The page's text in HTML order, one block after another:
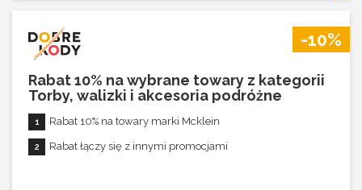
-10%
Rabat 10% na wybrane towary z kategorii
Torby, walizki i akcesoria podróżne
Rabat 10% na towary marki Mcklein
Rabat łączy się z innymi promocjami